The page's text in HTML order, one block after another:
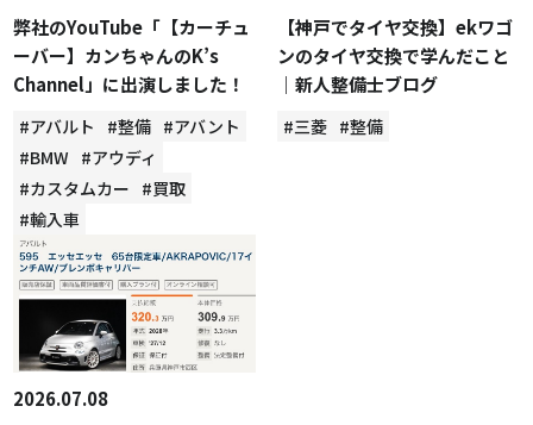
弊社のYouTube「【カーチュ
ーバー】カンちゃんのK’s
Channel」に出演しました！
#アバルト #整備 #アバント
#BMW #アウディ
#カスタムカー #買取
#輸入車
【神戸でタイヤ交換】ekワゴ
ンのタイヤ交換で学んだこと
｜新人整備士ブログ
#三菱 #整備
2026.07.08